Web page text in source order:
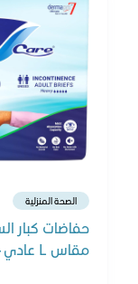
الصحة المنزلية
حفاضات كبار
مقاس L عادي - 16حفاضة